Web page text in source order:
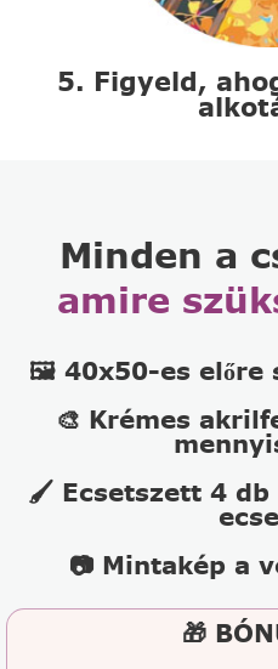
5. Figyeld,
Minden a
amire
🖼️ 40x50-es előre
🎨 Krémes
🖌️ Ecsetszett 4 db
📷 Mintakép a
🎁